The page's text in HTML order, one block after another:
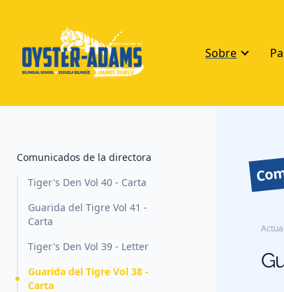
Sobre
Comunicados de la directora
Tiger's Den Vol 40 - Carta
Guarida del Tigre Vol 41 -
Carta
Tiger's Den Vol 39 - Letter
Guarida del Tigre Vol 38 -
Carta